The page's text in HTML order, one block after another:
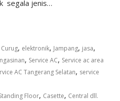
segala jenis…
Curug, elektronik, Jampang, jasa,
, Service AC, Service ac area
AC Tangerang Selatan, service
Floor, Casette, Central dll.